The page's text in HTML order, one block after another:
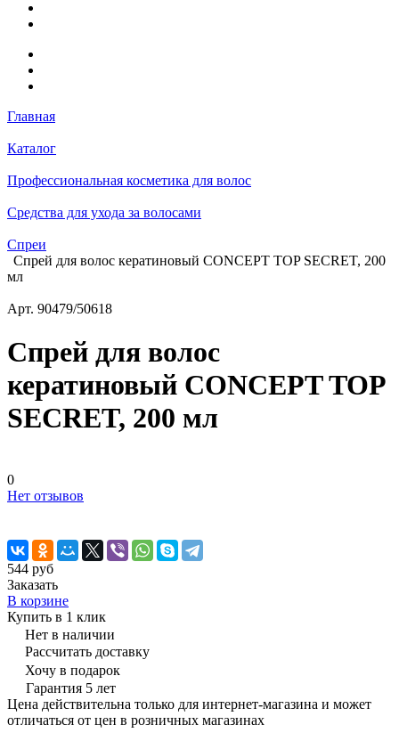
Главная
Каталог
Профессиональная косметика для волос
Средства для ухода за волосами
Спреи
Спрей для волос кератиновый CONCEPT TOP SECRET, 200
мл
Арт. 90479/50618
Спрей для волос
кератиновый CONCEPT TOP
SECRET, 200 мл
0
Нет отзывов
544 руб
Заказать
В корзине
Купить в 1 клик
Нет в наличии
Рассчитать доставку
Хочу в подарок
Гарантия 5 лет
Цена действительна только для интернет-магазина и может
отличаться от цен в розничных магазинах